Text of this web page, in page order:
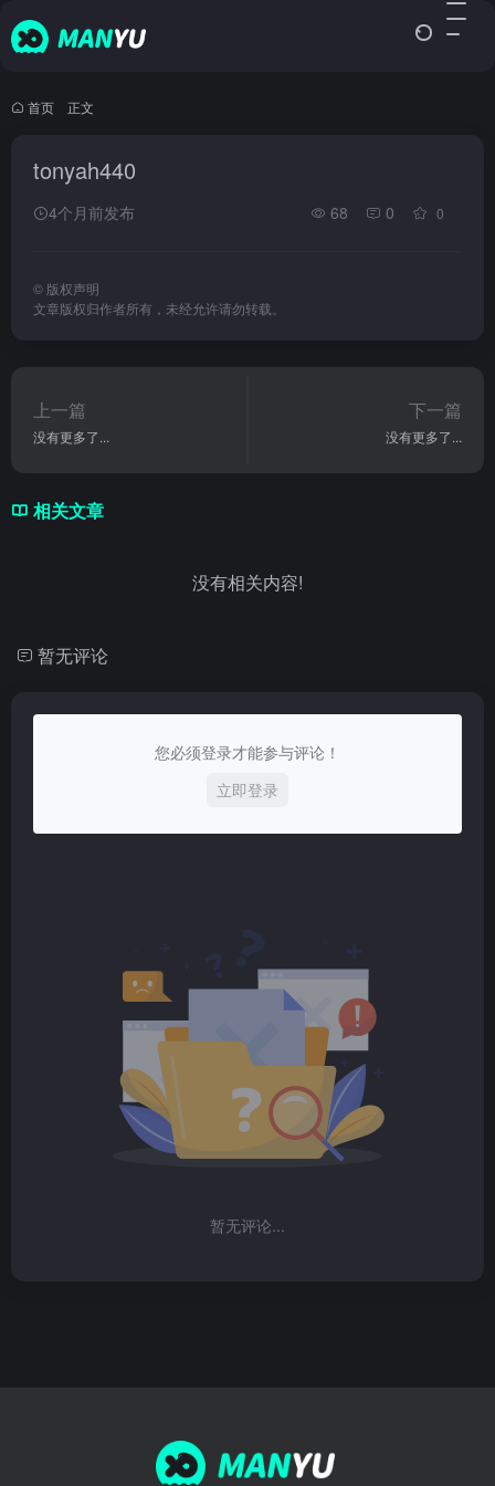
首页 正文
tonyah440
4个月前发布 68 0 0
© 版权声明
文章版权归作者所有，未经允许请勿转载。
上一篇
没有更多了...
下一篇
没有更多了...
相关文章
没有相关内容!
暂无评论
您必须登录才能参与评论！
立即登录
暂无评论...